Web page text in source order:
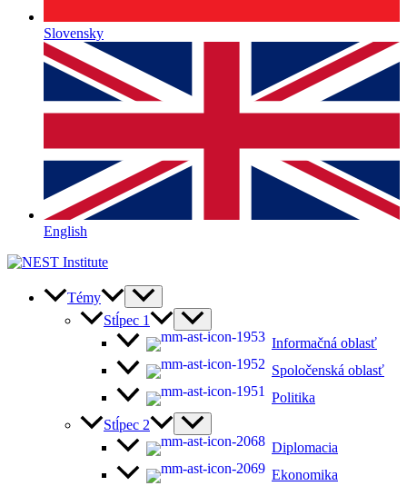
Slovensky
English
Témy
Stĺpec 1
Informačná oblasť
Spoločenská oblasť
Politika
Stĺpec 2
Diplomacia
Ekonomika